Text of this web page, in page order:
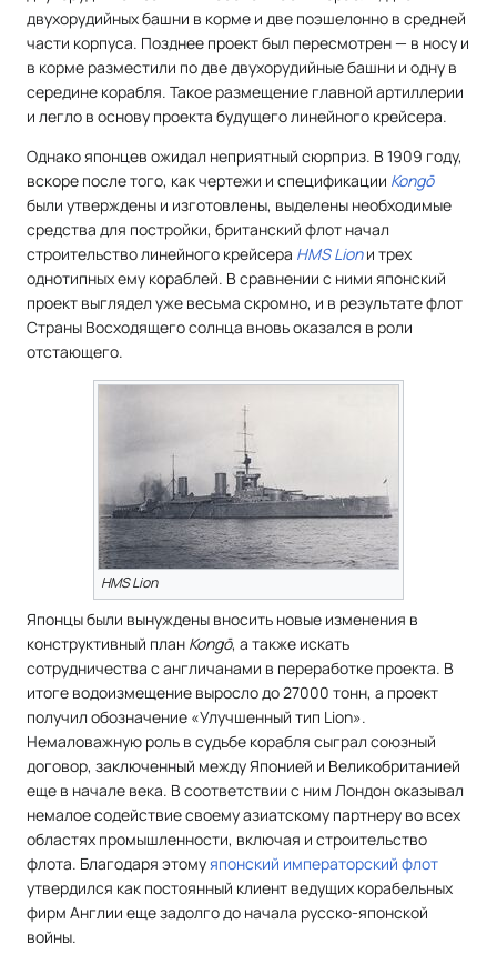
двухорудийных башни в корме и две поэшелонно в средней
части корпуса. Позднее проект был пересмотрен — в носу и
в корме разместили по две двухорудийные башни и одну в
середине корабля. Такое размещение главной артиллерии
и легло в основу проекта будущего линейного крейсера.
Однако японцев ожидал неприятный сюрприз. В 1909 году,
вскоре после того, как чертежи и спецификации Kongō
были утверждены и изготовлены, выделены необходимые
средства для постройки, британский флот начал
строительство линейного крейсера HMS Lionи трех
однотипных ему кораблей. В сравнении с ними японский
проект выглядел уже весьма скромно, и в результате флот
Страны Восходящего солнца вновь оказался в роли
отстающего.
HMS Lion
Японцы были вынуждены вносить новые изменения в
конструктивный план Kongō, а также искать
сотрудничества с англичанами в переработке проекта. В
итоге водоизмещение выросло до 27000 тонн, а проект
получил обозначение «Улучшенный тип Lion».
Немаловажную роль в судьбе корабля сыграл союзный
договор, заключенный между Японией и Великобританией
еще в начале века. В соответствии с ним Лондон оказывал
немалое содействие своему азиатскому партнеру во всех
областях промышленности, включая и строительство
флота. Благодаря этомуяпонский императорский флот
утвердился как постоянный клиент ведущих корабельных
фирм Англии еще задолго до начала русско-японской
войны.